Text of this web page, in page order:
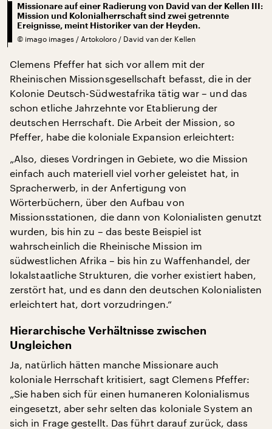
Missionare auf einer Radierung von David van der Kellen III:
Mission und Kolonialherrschaft sind zwei getrennte
Ereignisse, meint Historiker van der Heyden.
© imago images / Artokoloro / David van der Kellen
Clemens Pfeffer hat sich vor allem mit der
Rheinischen Missionsgesellschaft befasst, die in der
Kolonie Deutsch-Südwestafrika tätig war – und das
schon etliche Jahrzehnte vor Etablierung der
deutschen Herrschaft. Die Arbeit der Mission, so
Pfeffer, habe die koloniale Expansion erleichtert:
„Also, dieses Vordringen in Gebiete, wo die Mission
einfach auch materiell viel vorher geleistet hat, in
Spracherwerb, in der Anfertigung von
Wörterbüchern, über den Aufbau von
Missionsstationen, die dann von Kolonialisten genutzt
wurden, bis hin zu – das beste Beispiel ist
wahrscheinlich die Rheinische Mission im
südwestlichen Afrika – bis hin zu Waffenhandel, der
lokalstaatliche Strukturen, die vorher existiert haben,
zerstört hat, und es dann den deutschen Kolonialisten
erleichtert hat, dort vorzudringen.“
Hierarchische Verhältnisse zwischen
Ungleichen
Ja, natürlich hätten manche Missionare auch
koloniale Herrschaft kritisiert, sagt Clemens Pfeffer:
„Sie haben sich für einen humaneren Kolonialismus
eingesetzt, aber sehr selten das koloniale System an
sich in Frage gestellt. Das führt darauf zurück, dass